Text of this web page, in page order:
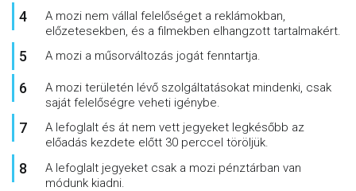
A mozi nem vállal felelőséget a reklámokban,
előzetesekben, és a filmekben elhangzott tartalmakért.
A mozi a műsorváltozás jogát fenntartja.
A mozi területén lévő szolgáltatásokat mindenki, csak
saját felelőségre veheti igénybe.
A lefoglalt és át nem vett jegyeket legkésőbb az
előadás kezdete előtt 30 perccel töröljük.
A lefoglalt jegyeket csak a mozi pénztárban van
módunk kiadni.